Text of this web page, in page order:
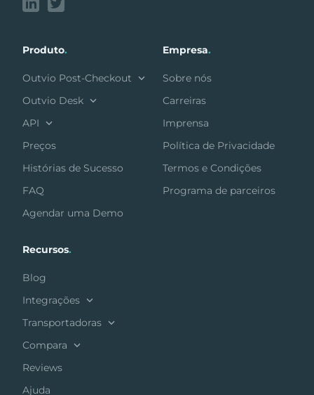
Produto.
Outvio Post-Checkout
Outvio Desk
API
Preços
Histórias de Sucesso
FAQ
Agendar uma Demo
Empresa.
Sobre nós
Carreiras
Imprensa
Política de Privacidade
Termos e Condições
Programa de parceiros
Recursos.
Blog
Integrações
Transportadoras
Compara
Reviews
Ajuda